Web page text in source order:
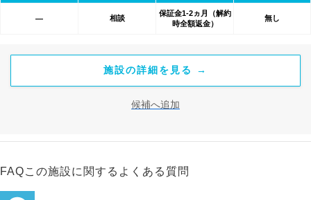
― 相談
保証金1-2ヵ月（解約
時全額返金）
無し
施設の詳細を見る →
候補へ追加
FAQこの施設に関するよくある質問